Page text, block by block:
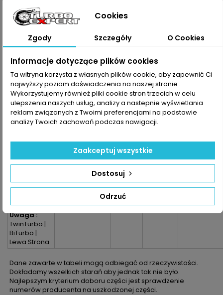
4.7l
E-Klasa C207
Coupe 500
E-Klasa W212
E-Klasa W212
500 4Matic
4.7l
E-Klasa S212
500 4.7l
E-Klasa S212
500 4Matic
4.7l
W166 500
S-Klasa W221
500 CGI
Uwaga :
TwinTurbo |
BiTurbo |
Lewa Strona
Dane zawarte w tabeli mogą odbiegać od rzeczywistości.
Dokładamy wszelkich starań aby jednak tak nie było.
Najlepszym kryterium doboru części jest sprawdzenie
numerów producenta na uszkodzonej części.
Cookies
Zgody Szczegóły O Cookies
Informacje dotyczące plików cookies
Ta witryna korzysta z własnych plików cookie, aby zapewnić Ci
najwyższy poziom doświadczenia na naszej stronie .
Wykorzystujemy również pliki cookie stron trzecich w celu
ulepszenia naszych usług, analizy a nastepnie wyświetlania
reklam związanych z Twoimi preferencjami na podstawie
analizy Twoich zachowań podczas nawigacji.
Odrzuć
Dostosuj
Zaakceptuj wszystkie